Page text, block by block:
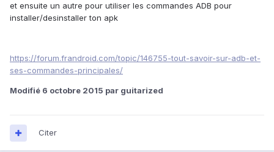
et ensuite un autre pour utiliser les commandes ADB pour
installer/desinstaller ton apk
https://forum.frandroid.com/topic/146755-tout-savoir-sur-adb-et-
ses-commandes-principales/
Modifié 6 octobre 2015 par guitarized
Citer